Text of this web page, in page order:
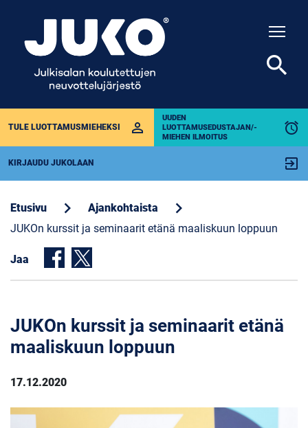
TULE LUOTTAMUSMIEHEKSI perm_identity
UUDEN
LUOTTAMUSEDUSTAJAN/-
MIEHEN ILMOITUS
alarm
KIRJAUDU JUKOLAAN exit_to_app
search
Etusivu chevron_right Ajankohtaista chevron_right
JUKOn kurssit ja seminaarit etänä maaliskuun loppuun
Jaa
JUKOn kurssit ja seminaarit etänä
maaliskuun loppuun
17.12.2020